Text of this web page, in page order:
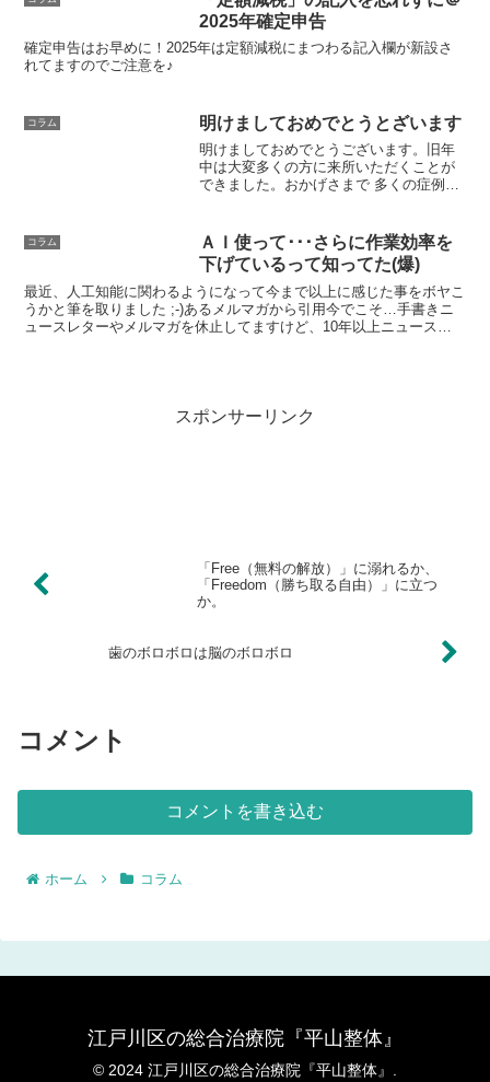
割以上が、 読...
2025年確定申告
確定申告はお早めに！2025年は定額減税にまつわる記入欄が新設さ
れてますのでご注意を♪
コラム 明けましておめでとうとざいます
明けましておめでとうございます。旧年
中は大変多くの方に来所いただくことが
できました。おかげさまで 多くの症例を
＆短時間で成果を上げることができるよ
うになりました。 ...
コラム
ＡＩ使って･･･さらに作業効率を
下げているって知ってた(爆)
最近、人工知能に関わるようになって今まで以上に感じた事をボヤこ
うかと筆を取りました ;-)あるメルマガから引用今でこそ…手書きニ
ュースレターやメルマガを休止してますけど、10年以上ニュースレ
スポンサーリンク
「Free（無料の解放）」に溺れるか、
「Freedom（勝ち取る自由）」に立つ
か。
歯のボロボロは脳のボロボロ
コメント
コメントを書き込む
ホーム コラム
江戸川区の総合治療院『平山整体』
© 2024 江戸川区の総合治療院『平山整体』.